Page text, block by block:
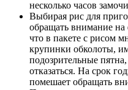
несколько часов
Выбирая рис для
обращать внимание на
что в пакете с рисом
крупинки обколоты,
подозрительные
отказаться. На срок
помешает обращать